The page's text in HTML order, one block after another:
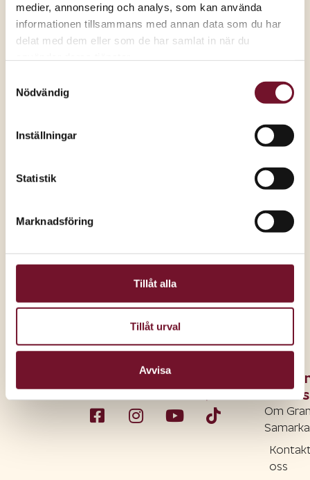
medier, annonsering och analys, som kan använda
informationen tillsammans med annan data som du har
delat med dem eller som de har samlat in när du
Nödvändig
Inställningar
Statistik
Marknadsföring
Tillåt alla
Tillåt urval
Avvisa
Publicerad 6 mars 2025
Premiär för EKO:-
Nu äntligen öppnar EKO:- Växjö precis vid Grand
Varmt välkommen på stor invigningsfest onsdag 19
EKO:- Stormarknad – 7000kvm shopping, kända
Dela inlägget:
Om
oss